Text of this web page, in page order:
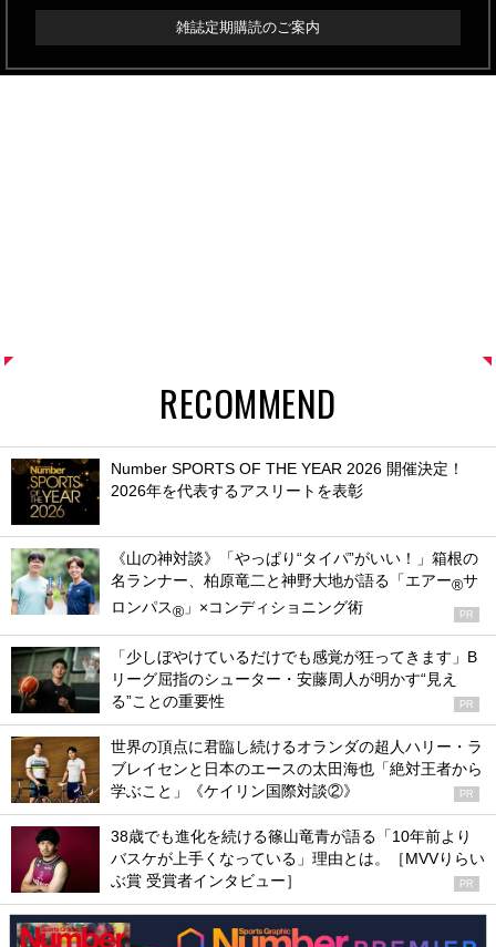
雑誌定期購読のご案内
RECOMMEND
Number SPORTS OF THE YEAR 2026 開催決定！
2026年を代表するアスリートを表彰
《山の神対談》「やっぱり“タイパ”がいい！」箱根の
名ランナー、柏原竜二と神野大地が語る「エアー®サ
ロンパス® 」×コンディショニング術 PR
「少しぼやけているだけでも感覚が狂ってきます」B
リーグ屈指のシューター・安藤周人が明かす“見え
る”ことの重要性
PR
世界の頂点に君臨し続けるオランダの超人ハリー・ラ
ブレイセンと日本のエースの太田海也「絶対王者から
学ぶこと」《ケイリン国際対談②》
PR
38歳でも進化を続ける篠山竜青が語る「10年前より
バスケが上手くなっている」理由とは。［MVVりらい
ぶ賞 受賞者インタビュー］
PR